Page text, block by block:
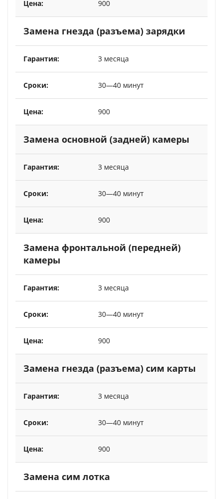
900
Замена гнезда (разъема) зарядки
3 месяца
30—40 минут
900
Замена основной (задней) камеры
3 месяца
30—40 минут
900
Замена фронтальной (передней)
камеры
3 месяца
30—40 минут
900
Замена гнезда (разъема) сим карты
3 месяца
30—40 минут
900
Замена сим лотка